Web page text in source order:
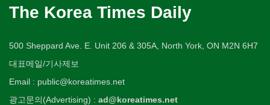
The Korea Times Daily
500 Sheppard Ave. E. Unit 206 & 305A, North York, ON M2N 6H7
대표메일/기사제보
Email : public@koreatimes.net
광고문의(Advertising) : ad@koreatimes.net